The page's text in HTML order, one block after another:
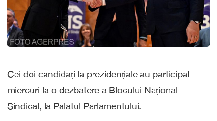
Cei doi candidați la prezidențiale au participat
miercuri la o dezbatere a Blocului Național
Sindical, la Palatul Parlamentului.